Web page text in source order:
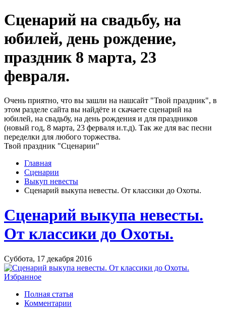
Сценарий на свадьбу, на
юбилей, день рождение,
праздник 8 марта, 23
февраля.
Очень приятно, что вы зашли на нашсайт "Твой праздник", в
этом разделе сайта вы найдёте и скачаете сценарий на
юбилей, на свадьбу, на день рождения и для праздников
(новый год, 8 марта, 23 ферваля и.т.д). Так же для вас песни
переделки для любого торжества.
Твой праздник "Сценарии"
Главная
Сценарии
Выкуп невесты
Cценарий выкупа невесты. От классики до Охоты.
Cценарий выкупа невесты.
От классики до Охоты.
Суббота, 17 декабря 2016
Избранное
Полная статья
Комментарии